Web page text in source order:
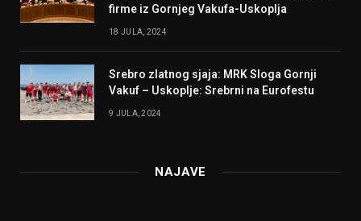
firme iz Gornjeg Vakufa-Uskoplja
18 JULA, 2024
Srebro zlatnog sjaja: MRK Sloga Gornji
Vakuf – Uskoplje: Srebrni na Eurofestu
9 JULA, 2024
NAJAVE